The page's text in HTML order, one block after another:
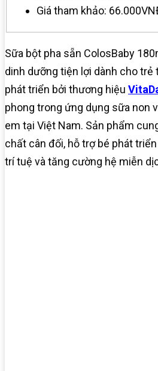
Giá tham khảo:
Sữa bột pha sẵn ColosBaby
dinh dưỡng tiện lợi dành cho trẻ
phát triển bởi thương hiệu
phong trong ứng dụng sữa non
em tại Việt Nam. Sản phẩm
chất cân đối, hỗ trợ bé phát
trí tuệ và tăng cường hệ miễn